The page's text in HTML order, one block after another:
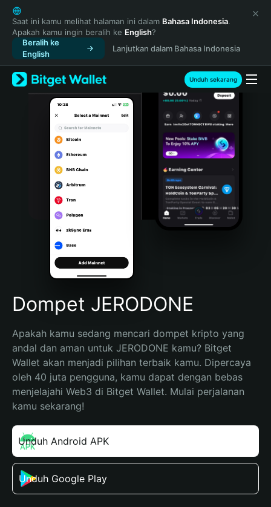
English
日本語
Tiếng Việt
Русский
Español (Latinoamérica)
Türkçe
Italiano
Português (Portugal)
Bahasa Indonesia
Português (Brasil)
Español (Argentina)
Saat ini kamu melihat halaman ini dalam Bahasa Indonesia.
Apakah kamu ingin beralih ke English?
Beralih ke
English
Lanjutkan dalam Bahasa Indonesia
Unduh sekarang
Dompet JERODONE
Apakah kamu sedang mencari dompet kripto yang
andal dan aman untuk JERODONE kamu? Bitget
Wallet akan menjadi pilihan terbaik kamu. Dipercaya
oleh 40 juta pengguna, kamu dapat dengan bebas
menjelajahi Web3 di Bitget Wallet. Mulai perjalanan
kamu sekarang!
Unduh Android APK
Unduh Google Play